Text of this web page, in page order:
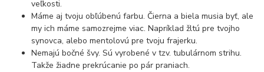
veľkosti.
Máme aj tvoju obľúbenú farbu. Čierna a biela musia byť, ale
my ich máme samozrejme viac. Napríklad žltú pre tvojho
synovca, alebo mentolovú pre tvoju frajerku.
Nemajú bočné švy. Sú vyrobené v tzv. tubulárnom strihu.
Takže žiadne prekrúcanie po pár praniach.